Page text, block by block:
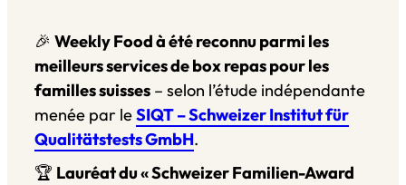
🎉 Weekly Food à été reconnu parmi les
meilleurs services de box repas pour les
familles suisses – selon l’étude indépendante
menée par leSIQT – Schweizer Institut für
Qualitätstests GmbH.
🏆 Lauréat du « Schweizer Familien-Award